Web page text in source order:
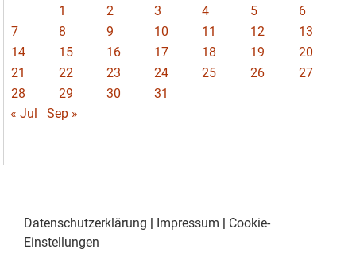
1 2 3 4 5
6
7
8 9 10 11 12
13
14
15 16 17 18 19
20
21
22 23 24 25 26
27
28
29 30
31
« Jul
Sep »
Datenschutzerklärung | Impressum | Cookie-
Einstellungen